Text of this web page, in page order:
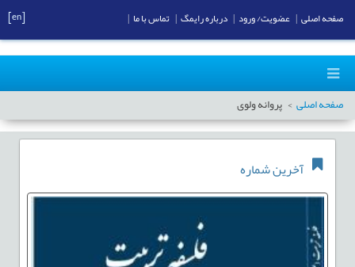
صفحه اصلی پروانه ولوی
آخرین شماره
صفحه اصلی عضویت/ ورود درباره رایمگ تماس با ما